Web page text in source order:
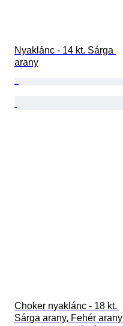
Nyaklánc - 14 kt. Sárga
arany
Choker nyaklánc - 18 kt.
Sárga arany, Fehér arany